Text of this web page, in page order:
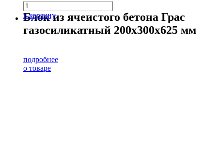
в корзину
Блок из ячеистого бетона Грас
газосиликатный 200х300х625 мм
подробнее
о товаре